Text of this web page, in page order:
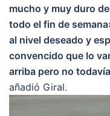
mucho y muy duro
todo el fin de
al nivel deseado y
convencido que lo
arriba pero no
añadió Giral.